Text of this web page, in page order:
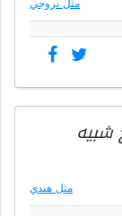
مثل نروجي
مثل هندي